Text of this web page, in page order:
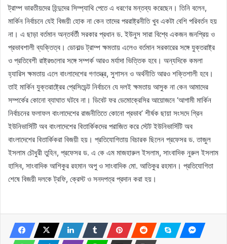
ট্রাম্প ভারতীয়দের হিন্দুদের সিম্প্যাথি পেতে এ ধরণের মন্তব্য করেছেন। তিনি বলেন,
মার্কিন নির্বাচনে যেই বিজয়ী হোক না কেন তাদের পররাষ্ট্রনীতি খুব একটা বেশি পরিবর্তন হয়
না। এ ছাড়া বর্তমান অন্তর্বর্তী সরকার প্রধান ড. ইউনুস সারা বিশ্বে একজন জনপ্রিয় ও
প্রভাবশালী ব্যক্তিত্ব। ডোনাল্ড ট্রাম্প ক্ষমতায় এলেও বর্তমান সরকারের সঙ্গে যুক্তরাষ্ট্র
ও প্রতিবেশী রাষ্ট্রগুলোর সঙ্গে সম্পর্ক আরও মর্যাদা ভিত্তিক হবে। অন্যদিকে কমলা
হ্যারিস ক্ষমতায় এলে বাংলাদেশের গণতন্ত্র, সুশাসন ও অর্থনীতি আরও শক্তিশালী হবে।
তাই মার্কিন যুক্তরাষ্ট্রের প্রেসিডেন্ট নির্বাচনে যে দলই ক্ষমতায় আসুক না কেন আমাদের
সম্পর্কের কোনো ব্যাঘাত ঘটবে না। ডিবেট ফর ডেমোক্রেসির আয়োজনে ‘আগামী মার্কিন
নির্বাচনের ফলাফল বাংলাদেশের রাজনীতিতে কোনো প্রভাব’ শীর্ষক ছায়া সংসদে গ্রিন
ইউনিভার্সিটি অব বাংলাদেশের বিতার্কিকদের পরাজিত করে স্টেট ইউনিভার্সিটি অব
বাংলাদেশের বিতার্কিকরা বিজয়ী হয়। প্রতিযোগিতায় বিচারক ছিলেন প্রফেসর ড. তাজুল
ইসলাম চৌধুরী তুহিন, প্রফেসর ড. এ কে এম মাজহারুল ইসলাম, সাংবাদিক নুরুল ইসলাম
হাসিব, সাংবাদিক আশিকুর রহমান অপু ও সাংবাদিক মো. আতিকুর রহমান। প্রতিযোগিতা
শেষে বিজয়ী দলকে ট্রফি, ক্রেস্ট ও সনদপত্র প্রদান করা হয়।